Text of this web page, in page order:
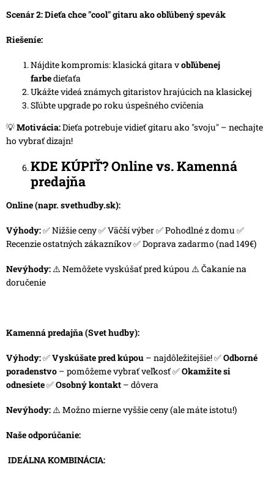
Scenár 2: Dieťa chce "cool" gitaru ako obľúbený spevák
Riešeníe:
Nájdite kompromis: klasická gitara vobľúbenej
farbedieťaťa
Ukážte videá známych gitaristov hrajúcich na klasickej
Sľúbte upgrade po roku úspešného cvičenia
💡Motivácia:Dieťa potrebuje vidieť gitaru ako "svoju" – nechajte
ho vybrať dizajn!
KDE KÚPIŤ? Online vs. Kamenná
predajňa
Online (napr. svethudby.sk):
Výhody:✅ Nižšie ceny ✅ Väčší výber ✅ Pohodlné z domu ✅
Recenzie ostatných zákazníkov ✅ Doprava zadarmo (nad 149€)
Nevýhody: ⚠️ Nemôžete vyskúšať pred kúpou ⚠️ Čakanie na
doručenie
Kamenná predajňa (Svet hudby):
Výhody:✅Vyskúšate pred kúpou – najdôležitejšie! ✅Odborné
poradenstvo – pomôžeme vybrať veľkosť ✅Okamžite si
odnesiete✅Osobný kontakt – dôvera
Nevýhody: ⚠️ Možno mierne vyššie ceny (ale máte istotu!)
Naše odporúčanie:
IDEÁLNA KOMBINÁCIA: